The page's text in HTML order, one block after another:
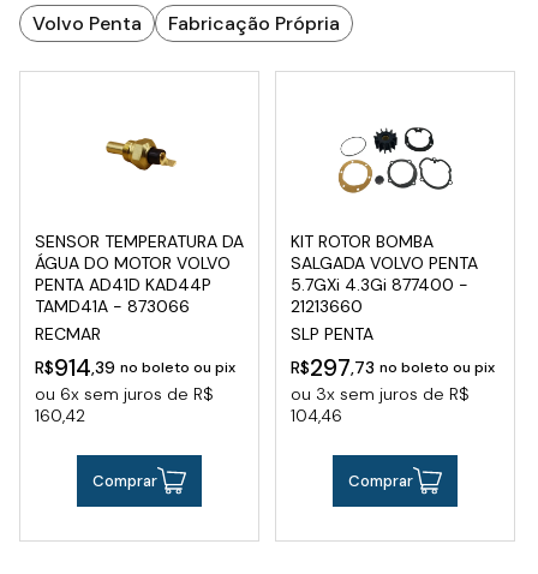
Volvo Penta Fabricação Própria
SENSOR TEMPERATURA DA
ÁGUA DO MOTOR VOLVO
PENTA AD41D KAD44P
TAMD41A - 873066
RECMAR
R$914,39 no boleto ou pix
ou 6x sem juros de R$
160,42
Comprar
KIT ROTOR BOMBA
SALGADA VOLVO PENTA
5.7GXi 4.3Gi 877400 -
21213660
SLP PENTA
R$297,73 no boleto ou pix
ou 3x sem juros de R$
104,46
Comprar